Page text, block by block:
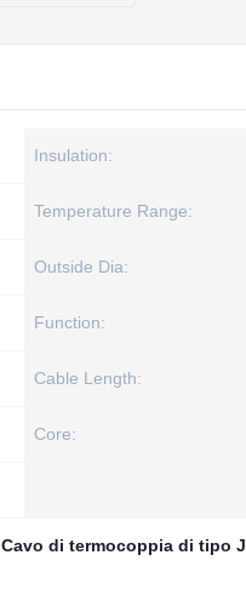
Insulation:
Temperature Range:
Outside Dia:
Function:
Cable Length:
Core:
Cavo di termocoppia di tipo